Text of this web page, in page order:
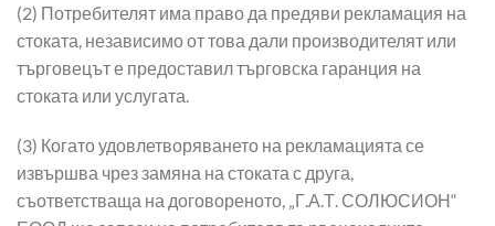
(2) Потребителят има право да предяви рекламация на
стоката, независимо от това дали производителят или
търговецът е предоставил търговска гаранция на
стоката или услугата.
(3) Когато удовлетворяването на рекламацията се
извършва чрез замяна на стоката с друга,
съответстваща на договореното, „Г.А.Т. СОЛЮСИОН“